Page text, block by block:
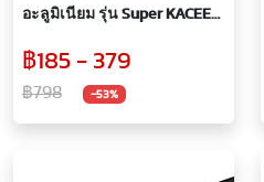
อะลูมิเนียม รุ่น Super KACEE
สีดำ, สีทอง, สีลายไม้ และสี
Rose Gold)
฿185 - 379
฿798 -53%